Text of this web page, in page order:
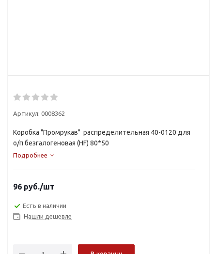
Артикул: 0008362
Коробка "Промрукав" распределительная 40-0120 для
о/п безгалогеновая (HF) 80*50
Подробнее
96 руб./шт
Есть в наличии
Нашли дешевле